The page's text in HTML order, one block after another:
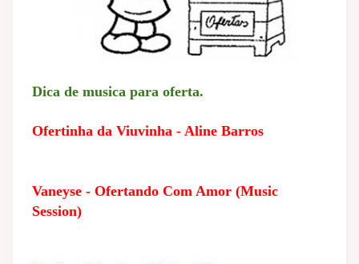
Dica de musica para oferta.
Ofertinha da Viuvinha - Aline Barros
Vaneyse - Ofertando Com Amor (Music
Session)